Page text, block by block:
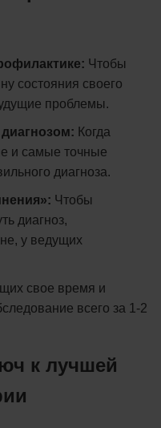
Чтобы
состояния своего
проблемы.
Когда
и самые точные
диагноза.
Чтобы
диагноз,
у ведущих
свое время и
всего за 1-2
к лучшей